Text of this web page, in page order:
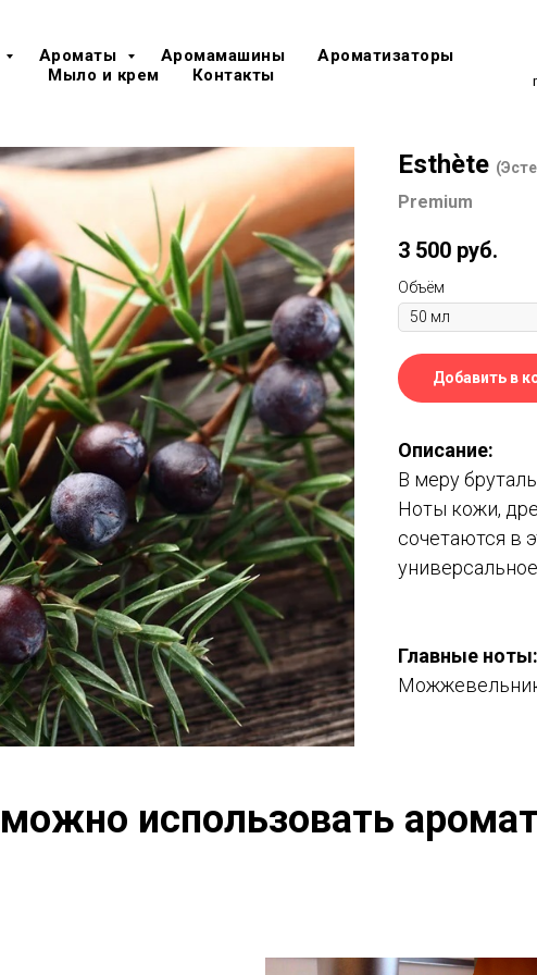
Ароматы Аромамашины
Ароматизаторы
Мыло и крем
Контакты
Esthète
Premium
3 500 руб.
Объём
Добавить в
Описание:
В меру
Ноты кожи,
сочетаются в
Главные ноты:
использовать